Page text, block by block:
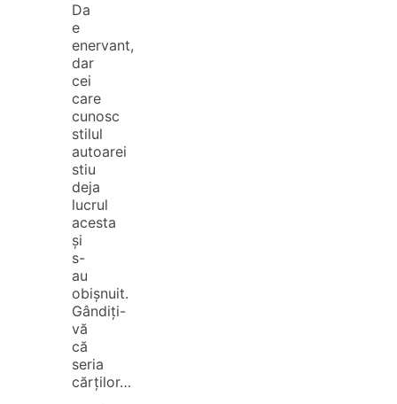
Da
e
enervant,
dar
cei
care
cunosc
stilul
autoarei
stiu
deja
lucrul
acesta
și
s-
au
obișnuit.
Gândiți-
vă
că
seria
cărților…